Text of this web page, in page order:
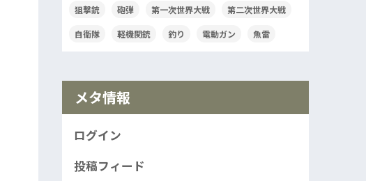
狙撃銃 砲弾 第一次世界大戦 第二次世界大戦
自衛隊 軽機関銃 釣り 電動ガン 魚雷
メタ情報
ログイン
投稿フィード